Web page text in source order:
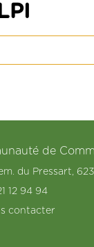
de
du Pressart,
12 94 94
contacter